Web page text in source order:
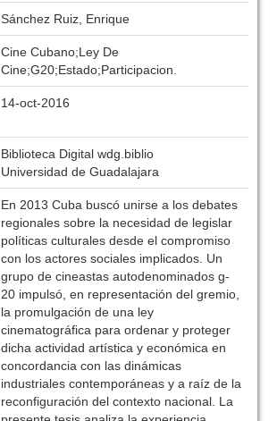
Sánchez Ruiz, Enrique
Cine Cubano;Ley De
Cine;G20;Estado;Participacion.
14-oct-2016
Biblioteca Digital wdg.biblio
Universidad de Guadalajara
En 2013 Cuba buscó unirse a los debates
regionales sobre la necesidad de legislar
políticas culturales desde el compromiso
con los actores sociales implicados. Un
grupo de cineastas autodenominados g-
20 impulsó, en representación del gremio,
la promulgación de una ley
cinematográfica para ordenar y proteger
dicha actividad artística y económica en
concordancia con las dinámicas
industriales contemporáneas y a raíz de la
reconfiguración del contexto nacional. La